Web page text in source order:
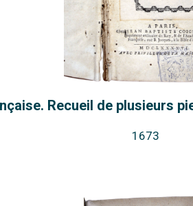
Recueil de plusieurs
1673